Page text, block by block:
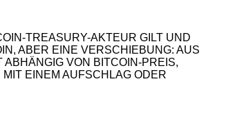
TREASURY-AKTEUR GILT UND A
ABER EINE VERSCHIEBUNG: AUS D
VON BITCOIN-PREIS, K
EINEM AUFSCHLAG ODER M